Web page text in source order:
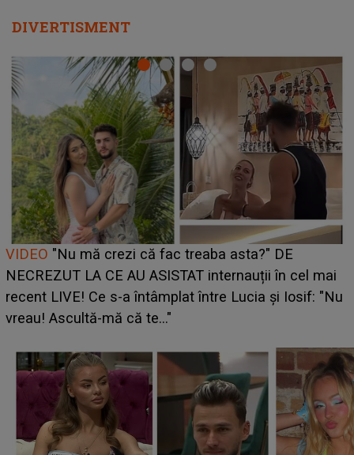
DIVERTISMENT
Cine este Bianca, tânăra clujeancă luată pe scenă la
UNTOLD ONE de Zara Larsson? Aceasta a dezvăluit
ce i-a spus artista suedeză în culise: „Nu am fost
pregătită...”